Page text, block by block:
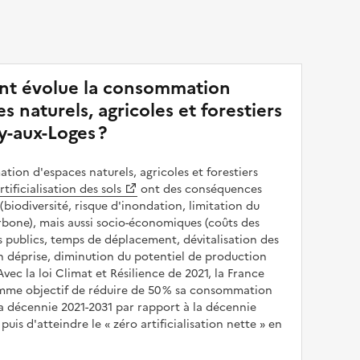
évolue la consommation
naturels, agricoles et forestiers
aux-Loges ?
d'espaces naturels, agricoles et forestiers
des sols
ont des conséquences
risque d'inondation, limitation du
mais aussi socio-économiques (coûts des
publics, temps de déplacement, dévitalisation des
déprise, diminution du potentiel de production
la loi Climat et Résilience de 2021, la France
objectif de réduire de 50 % sa consommation
décennie 2021-2031 par rapport à la décennie
d'atteindre le zéro artificialisation nette en